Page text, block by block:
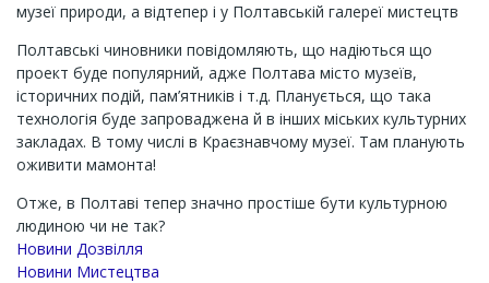
музеї природи, а відтепер і у Полтавській галереї мистецтв
Полтавські чиновники повідомляють, що надіються що
проект буде популярний, адже Полтава місто музеїв,
історичних подій, пам’ятників і т.д. Планується, що така
технологія буде запроваджена й в інших міських культурних
закладах. В тому числі в Краєзнавчому музеї. Там планують
оживити мамонта!
Отже, в Полтаві тепер значно простіше бути культурною
людиною чи не так?
Новини Дозвілля
Новини Мистецтва